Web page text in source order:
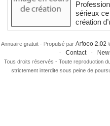
sérieux
création
Annuaire gratuit - Propulsé par Arfooo 2.02
- Contact-
Tous droits réservés - Toute reproduction
strictement interdite sous peine de